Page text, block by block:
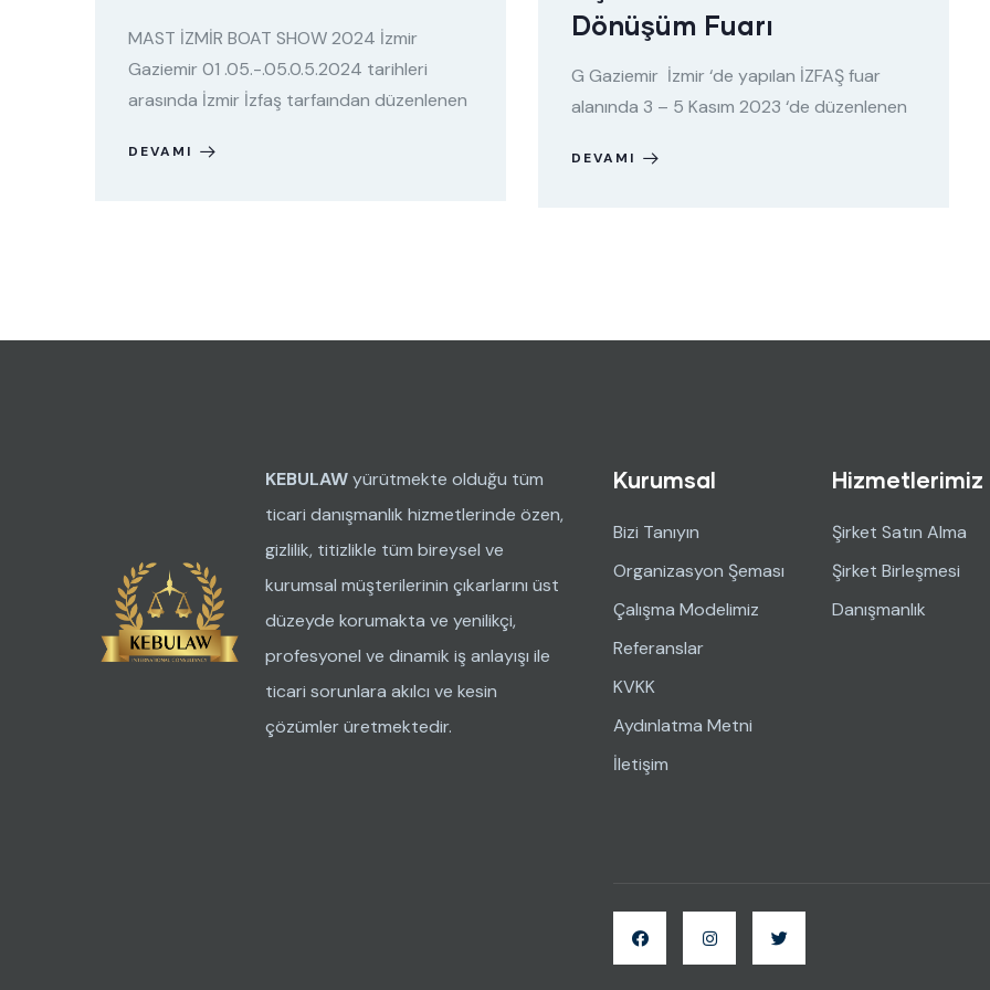
MAST İZMİR BOAT SHOW 2024 İzmir
Gaziemir 01 .05.-.05.0.5.2024 tarihleri
arasında İzmir İzfaş tarfaından düzenlenen
DEVAMI
Dönüşüm Fuarı
G Gaziemir İzmir ‘de yapılan İZFAŞ fuar
alanında 3 – 5 Kasım 2023 ‘de düzenlenen
DEVAMI
KEBULAWyürütmekte olduğu tüm
ticari danışmanlık hizmetlerinde özen,
gizlilik, titizlikle tüm bireysel ve
kurumsal müşterilerinin çıkarlarını üst
düzeyde korumakta ve yenilikçi,
profesyonel ve dinamik iş anlayışı ile
ticari sorunlara akılcı ve kesin
çözümler üretmektedir.
Kurumsal
Bizi Tanıyın
Organizasyon Şeması
Çalışma Modelimiz
Referanslar
KVKK
Aydınlatma Metni
İletişim
Hizmetlerimiz
Şirket Satın Alma
Şirket Birleşmesi
Danışmanlık